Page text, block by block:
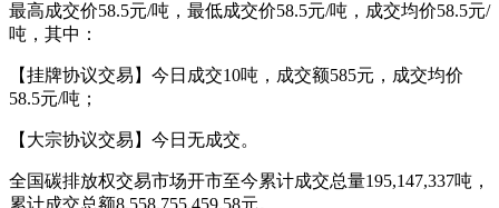
最高成交价58.5元/吨，最低成交价58.5元/吨，成交均价58.5元/
吨，其中：
【挂牌协议交易】今日成交10吨，成交额585元，成交均价
58.5元/吨；
【大宗协议交易】今日无成交。
全国碳排放权交易市场开市至今累计成交总量195,147,337吨，
累计成交总额8,558,755,459.58元。